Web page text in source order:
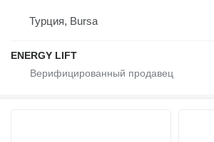
Турция, Bursa
ENERGY LIFT